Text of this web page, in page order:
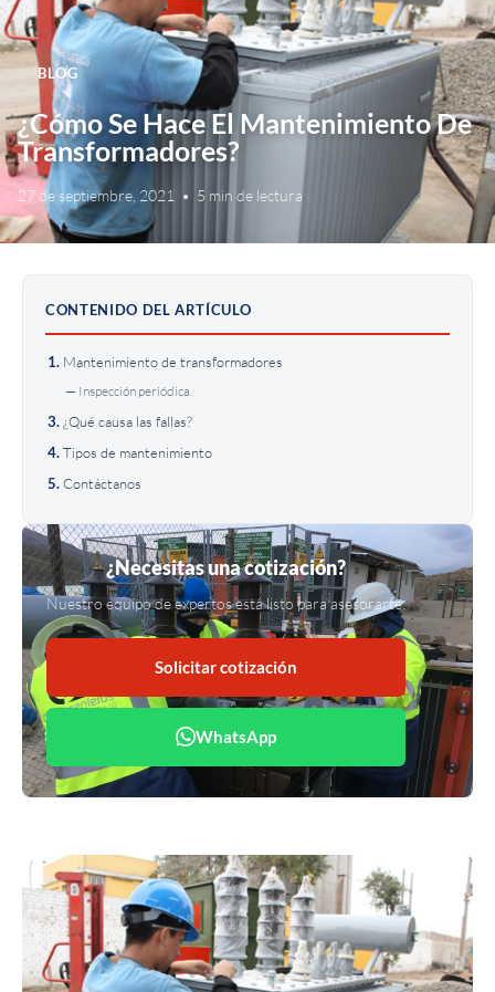
BLOG
¿Cómo Se Hace El Mantenimiento De
Transformadores?
27 de septiembre, 2021 • 5 min de lectura
CONTENIDO DEL ARTÍCULO
Mantenimiento de transformadores
Inspección periódica.
¿Qué causa las fallas?
Tipos de mantenimiento
Contáctanos
¿Necesitas una cotización?
Nuestro equipo de expertos está listo para asesorarte.
Solicitar cotización
WhatsApp